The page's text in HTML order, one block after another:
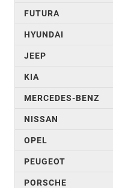
FUTURA
HYUNDAI
JEEP
KIA
MERCEDES-BENZ
NISSAN
OPEL
PEUGEOT
PORSCHE